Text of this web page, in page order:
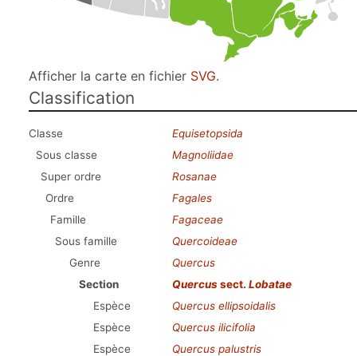
Afficher la carte en fichier SVG.
Classification
Classe
Equisetopsida
Sous classe
Magnoliidae
Super ordre
Rosanae
Ordre
Fagales
Famille
Fagaceae
Sous famille
Quercoideae
Genre
Quercus
Section
Quercus sect. Lobatae
Espèce
Quercus ellipsoidalis
Espèce
Quercus ilicifolia
Espèce
Quercus palustris